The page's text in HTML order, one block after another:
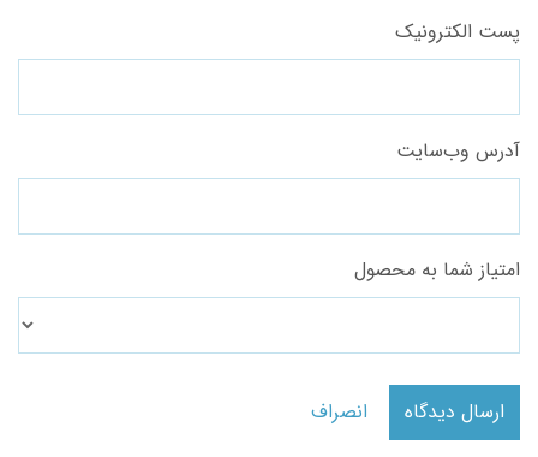
پست الکترونیک
آدرس وب‌سایت
امتیاز شما به محصول
ارسال دیدگاه انصراف